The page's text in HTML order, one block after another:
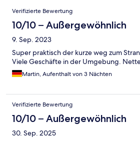
Bewertungen
Verifizierte Bewertung
10/10 – Außergewöhnlich
9. Sep. 2023
Super praktisch der kurze weg zum
Viele Geschäfte in der Umgebung.
Martin, Aufenthalt von 3 Nächten
Verifizierte Bewertung
10/10 – Außergewöhnlich
30. Sep. 2025